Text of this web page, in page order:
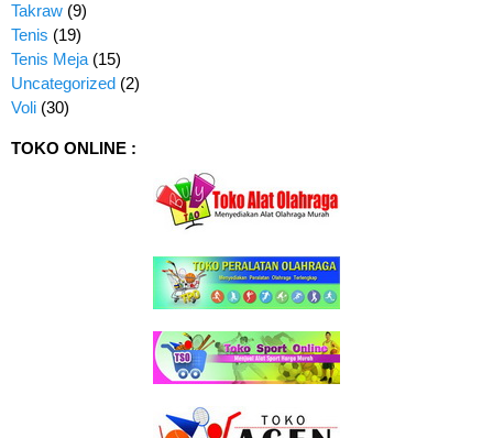
Takraw (9)
Tenis (19)
Tenis Meja(15)
Uncategorized (2)
Voli (30)
TOKO ONLINE :